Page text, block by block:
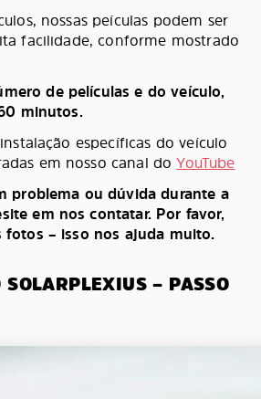
nossas peículas podem ser
facilidade, conforme mostrado
de películas e do veículo,
minutos.
específicas do veículo
em nosso canal doYouTube
problema ou dúvida durante a
em nos contatar. Por favor,
fotos – isso nos ajuda muito.
– PASSO